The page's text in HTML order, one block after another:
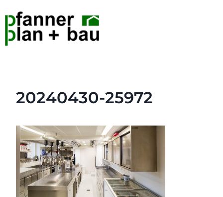
20240430-25972